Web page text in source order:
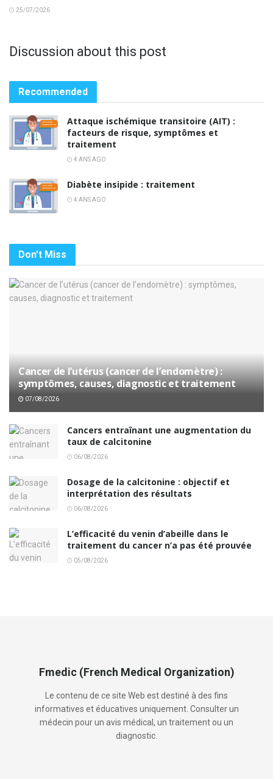
25/07/2026
Discussion about this post
Recommended
Attaque ischémique transitoire (AIT) :
facteurs de risque, symptômes et
traitement
4 ANS AGO
Diabète insipide : traitement
4 ANS AGO
Don't Miss
Cancer de l’utérus (cancer de l’endomètre) :
symptômes, causes, diagnostic et traitement
07/08/2026
Cancers entraînant une augmentation du
taux de calcitonine
06/08/2026
Dosage de la calcitonine : objectif et
interprétation des résultats
06/08/2026
L’efficacité du venin d’abeille dans le
traitement du cancer n’a pas été prouvée
05/08/2026
Fmedic (French Medical Organization)
Le contenu de ce site Web est destiné à des fins
informatives et éducatives uniquement. Consulter un
médecin pour un avis médical, un traitement ou un
diagnostic.